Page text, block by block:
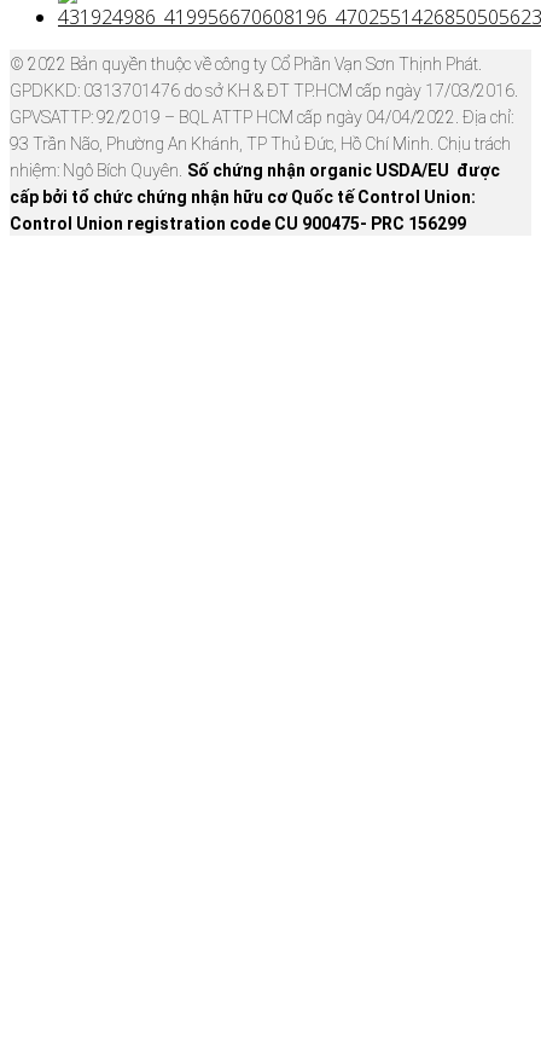
© 2022 Bản quyền thuộc về công ty Cổ Phần Vạn Sơn Thịnh Phát.
GPDKKD: 0313701476 do sở KH & ĐT TP.HCM cấp ngày 17/03/2016.
GPVSATTP: 92/2019 – BQL ATTP HCM cấp ngày 04/04/2022. Địa chỉ:
93 Trần Não, Phường An Khánh, TP Thủ Đức, Hồ Chí Minh. Chịu trách
nhiệm: Ngô Bích Quyên. Số chứng nhận organic USDA/EU được
cấp bởi tổ chức chứng nhận hữu cơ Quốc tế Control Union:
Control Union registration code CU 900475- PRC 156299